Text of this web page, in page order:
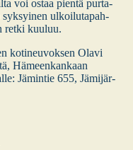
voi ostaa pien­tä pur­ta­
syk­syi­nen ulkoi­lu­ta­pah­
ret­ki kuu­luu.
koti­neu­vok­sen Ola­vi
Hämeen­kan­kaan
Jämin­tie 655, Jämi­jär­